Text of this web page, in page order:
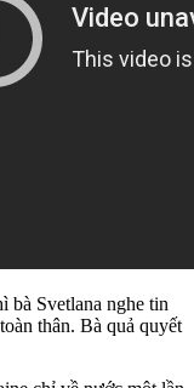
bà Svetlana nghe tin
thân. Bà quả quyết